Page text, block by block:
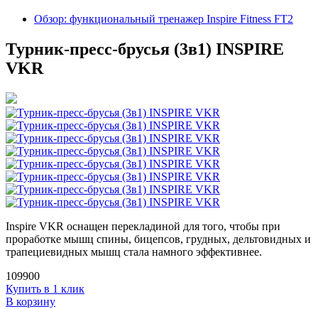
Обзор: функциональный тренажер Inspire Fitness FT2
Турник-пресс-брусья (3в1) INSPIRE
VKR
Inspire VKR оснащен перекладиной для того, чтобы при
проработке мышц спины, бицепсов, грудных, дельтовидных и
трапециевидных мышц стала намного эффективнее.
109900
Купить в 1 клик
В корзину